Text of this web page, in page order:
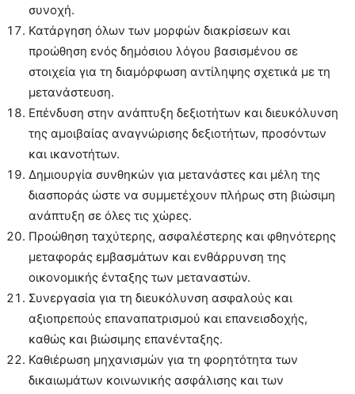
συνοχή.
Κατάργηση όλων των μορφών διακρίσεων και
προώθηση ενός δημόσιου λόγου βασισμένου σε
στοιχεία για τη διαμόρφωση αντίληψης σχετικά με τη
μετανάστευση.
Επένδυση στην ανάπτυξη δεξιοτήτων και διευκόλυνση
της αμοιβαίας αναγνώρισης δεξιοτήτων, προσόντων
και ικανοτήτων.
Δημιουργία συνθηκών για μετανάστες και μέλη της
διασποράς ώστε να συμμετέχουν πλήρως στη βιώσιμη
ανάπτυξη σε όλες τις χώρες.
Προώθηση ταχύτερης, ασφαλέστερης και φθηνότερης
μεταφοράς εμβασμάτων και ενθάρρυνση της
οικονομικής ένταξης των μεταναστών.
Συνεργασία για τη διευκόλυνση ασφαλούς και
αξιοπρεπούς επαναπατρισμού και επανεισδοχής,
καθώς και βιώσιμης επανένταξης.
Καθιέρωση μηχανισμών για τη φορητότητα των
δικαιωμάτων κοινωνικής ασφάλισης και των